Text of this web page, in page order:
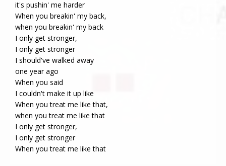
it's pushin' me harder
When you breakin' my back,
when you breakin' my back
I only get stronger,
I only get stronger
I should've walked away
one year ago
When you said
I couldn't make it up like
When you treat me like that,
when you treat me like that
I only get stronger,
I only get stronger
When you treat me like that